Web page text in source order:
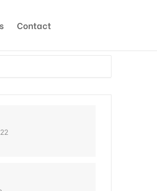
Contact